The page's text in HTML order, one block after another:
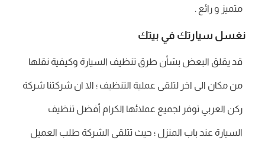
متميز و رائع .
نغسل سيارتك في بيتك
قد يقلق البعض بشأن طرق تنظيف السيارة وكيفية نقلها
من مكان الى اخر لتلقى عملية التنظيف ؛ الا ان شركتنا شركة
ركن العربي توفر لجميع عملائها الكرام أفضل تنظيف
السيارة عند باب المنزل ؛ حيث تتلقى الشركة طلب العميل